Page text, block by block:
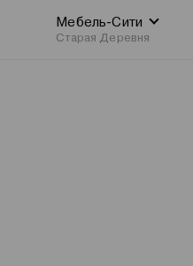
Мебель-Сити
Старая Деревня